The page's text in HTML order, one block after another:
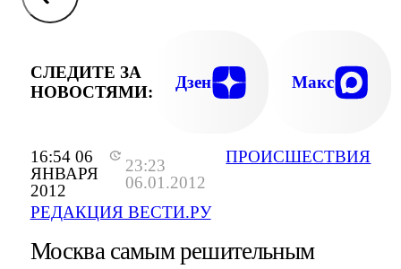
16:54 06
ЯНВАРЯ
2012
23:23
06.01.2012
РЕДАКЦИЯ ВЕСТИ.РУ
ПРОИСШЕСТВИЯ
СЛЕДИТЕ ЗА
НОВОСТЯМИ:
Дзен Макс
Москва самым решительным